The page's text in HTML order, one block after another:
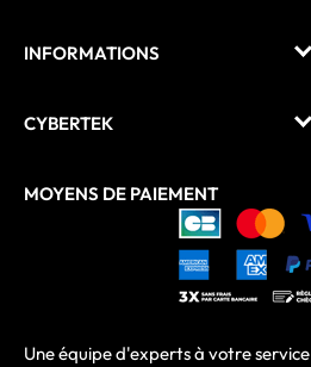
INFORMATIONS
CYBERTEK
MOYENS DE PAIEMENT
Une équipe d'experts à votre service